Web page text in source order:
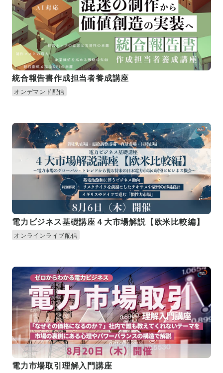
統合報告書作成担当者養成講座
オンデマンド配信
電力ビジネス基礎講座４大市場解説【欧米比較編】
オンラインライブ配信
電力市場取引理解入門講座